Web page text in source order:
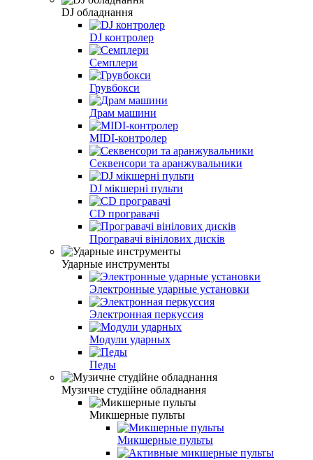
DJ обладнання
DJ контролер
Семплери
Грувбокси
Драм машини
MIDI-контролер
Секвенсори та аранжувальники
DJ мікшерні пульти
CD програвачі
Програвачі вінілових дисків
Ударные инструменты
Электронные ударные установки
Электронная перкуссия
Модули ударных
Педы
Музичне студійне обладнання
Микшерные пульты
Микшерные пульты